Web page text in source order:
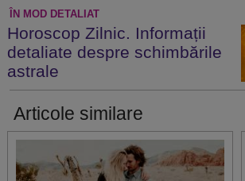
ÎN MOD DETALIAT
Horoscop Zilnic. Informații
detaliate despre schimbările
astrale
Articole similare